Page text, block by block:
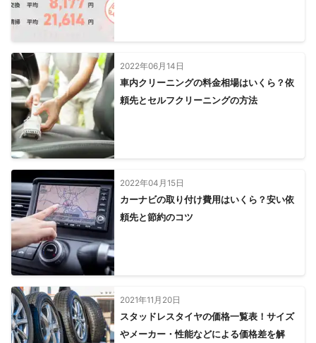
2022年06月14日
車内クリーニングの料金相場はいくら？依
頼先とセルフクリーニングの方法
2022年04月15日
カーナビの取り付け費用はいくら？安い依
頼先と節約のコツ
2021年11月20日
スタッドレスタイヤの価格一覧表！サイズ
やメーカー・性能などによる価格差を解